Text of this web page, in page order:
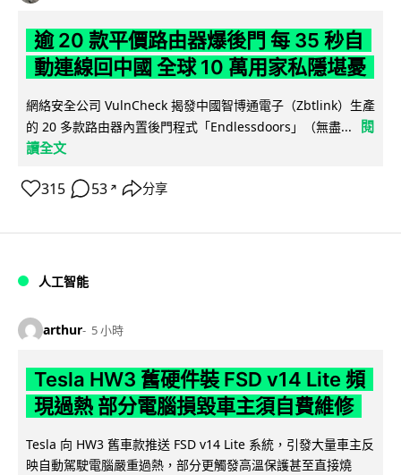
逾 20 款平價路由器爆後門 每 35 秒自
動連線回中國 全球 10 萬用家私隱堪憂
網絡安全公司 VulnCheck 揭發中國智博通電子（Zbtlink）生產
的 20 多款路由器內置後門程式「Endlessdoors」（無盡...
閱
讀全文
315 53 ↗ 分享
人工智能
arthur 5 小時
Tesla HW3 舊硬件裝 FSD v14 Lite 頻
現過熱 部分電腦損毀車主須自費維修
Tesla 向 HW3 舊車款推送 FSD v14 Lite 系統，引發大量車主反
映自動駕駛電腦嚴重過熱，部分更觸發高溫保護甚至直接燒